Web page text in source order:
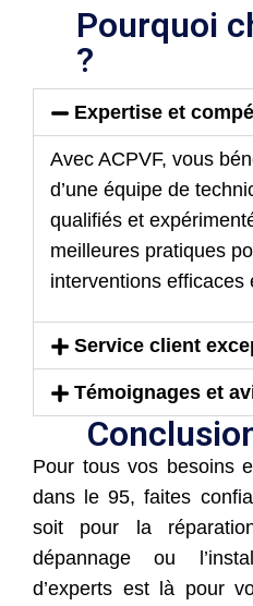
Pourquoi
?
Expertise et
Avec ACPVF, vous
d’une équipe de
qualifiés et
meilleures pratiques
interventions efficaces
Service client
Témoignages et
Pour tous vos besoins
dans le 95, faites
soit pour la
dépannage ou
d’experts est là pour